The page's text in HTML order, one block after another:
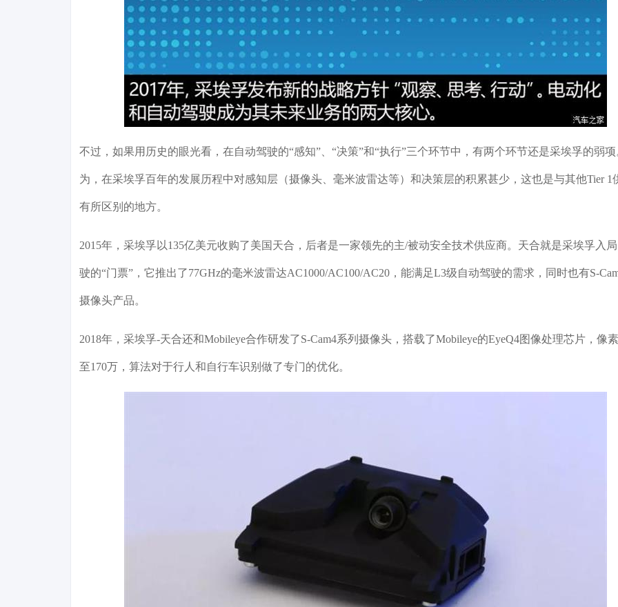
不过，如果用历史的眼光看，在自动驾驶的“感知”、“决策”和“执行”三个环节中，有两个环节还是采埃孚的弱
为，在采埃孚百年的发展历程中对感知层（摄像头、毫米波雷达等）和决策层的积累甚少，这也是与其他Tier 1
有所区别的地方。
2015年，采埃孚以135亿美元收购了美国天合，后者是一家领先的主/被动安全技术供应商。天合就是采埃孚入
驶的“门票”，它推出了77GHz的毫米波雷达AC1000/AC100/AC20，能满足L3级自动驾驶的需求，同时也有S-
摄像头产品。
2018年，采埃孚-天合还和Mobileye合作研发了S-Cam4系列摄像头，搭载了Mobileye的EyeQ4图像处理芯片，像
至170万，算法对于行人和自行车识别做了专门的优化。